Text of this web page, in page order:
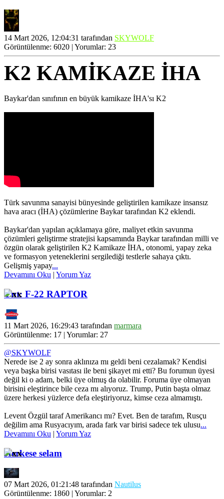
14 Mart 2026, 12:04:31 tarafından SKYWOLF
Görüntülenme: 6020 | Yorumlar: 23
K2 KAMİKAZE İHA
Baykar'dan sınıfının en büyük kamikaze İHA'sı K2
Türk savunma sanayisi bünyesinde geliştirilen kamikaze insansız
hava aracı (İHA) çözümlerine Baykar tarafından K2 eklendi.
Baykar'dan yapılan açıklamaya göre, maliyet etkin savunma
çözümleri geliştirme stratejisi kapsamında Baykar tarafından milli ve
özgün olarak geliştirilen K2 Kamikaze İHA, otonomi, yapay zeka
ve formasyon yeteneklerini sergilediği testlerle sahaya çıktı.
Gelişmiş yapay...
Devamını Oku | Yorum Yaz
Ynt: F-22 RAPTOR
11 Mart 2026, 16:29:43 tarafından marmara
Görüntülenme: 17 | Yorumlar: 27
@SKYWOLF
Nerede ise 2 ay sonra aklınıza mı geldi beni cezalamak? Kendisi
veya başka birisi vasıtası ile beni şikayet mi etti? Bu forumun üyesi
değil ki o adam, belki üye olmuş da olabilir. Foruma üye olmayan
birisini eleştirince bile ceza mı alıyoruz. Trump, Putin başta olmaz
üzere herkesi yüzlerce defa eleştiriyoruz, kimse ceza almamıştı.
Levent Özgül taraf Amerikancı mı? Evet. Ben de tarafım, Rusçu
değilim ama Rusyacıyım, arada fark var birisi sadece tek ulusu...
Devamını Oku | Yorum Yaz
Herkese selam
07 Mart 2026, 01:21:48 tarafından Nautilus
Görüntülenme: 1860 | Yorumlar: 2